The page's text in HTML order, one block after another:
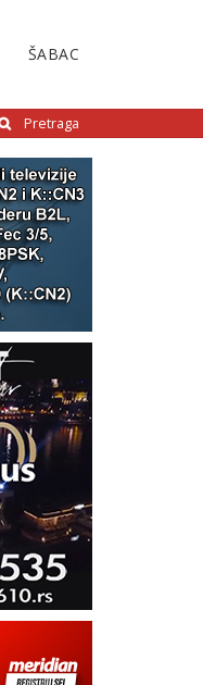
ŠABAC
Pretraga